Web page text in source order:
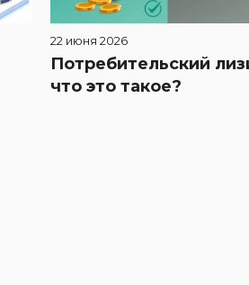
22 июня 2026
Потребительский
что это такое?